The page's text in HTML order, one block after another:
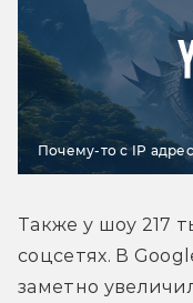
Почему-то с IP
Также у шоу 217
соцсетях. В
заметно